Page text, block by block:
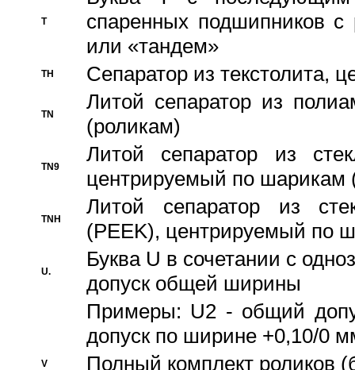
T
спаренных подшипников
или «тандем»
TH Сепаратор из текстолита,
TN
Литой сепаратор из
(роликам)
TN9
Литой сепаратор из
центрируемый по шарикам
TNH
Литой сепаратор из
(PEEK), центрируемый по
U.
Буква U в сочетании с
допуск общей ширины
Примеры: U2 - общий
допуск по ширине +0,10/0
V Полный комплект роликов